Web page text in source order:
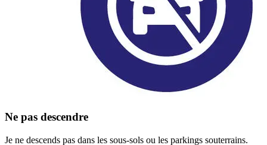
Ne pas descendre
Je ne descends pas dans les sous-sols ou les parkings souterrains.